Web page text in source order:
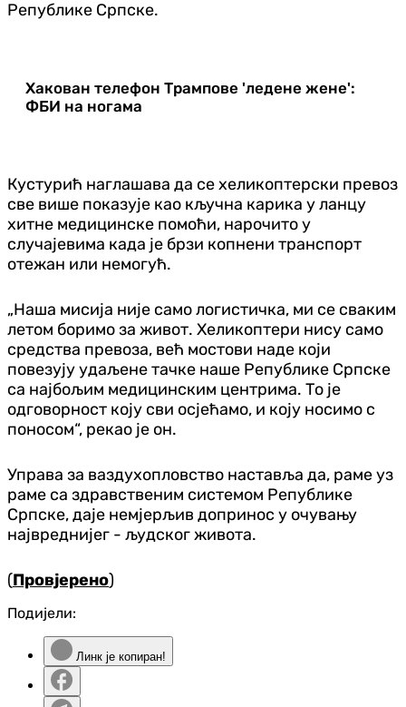
Републике Српске.
Хакован телефон Трампове 'ледене жене':
ФБИ на ногама
Кустурић наглашава да се хеликоптерски превоз
све више показује као кључна карика у ланцу
хитне медицинске помоћи, нарочито у
случајевима када је брзи копнени транспорт
отежан или немогућ.
„Наша мисија није само логистичка, ми се сваким
летом боримо за живот. Хеликоптери нису само
средства превоза, већ мостови наде који
повезују удаљене тачке наше Републике Српске
са најбољим медицинским центрима. То је
одговорност коју сви осјећамо, и коју носимо с
поносом“, рекао је он.
Управа за ваздухопловство наставља да, раме уз
раме са здравственим системом Републике
Српске, даје немјерљив допринос у очувању
највреднијег - људског живота.
(Провјерено)
Подијели:
Линк је копиран!